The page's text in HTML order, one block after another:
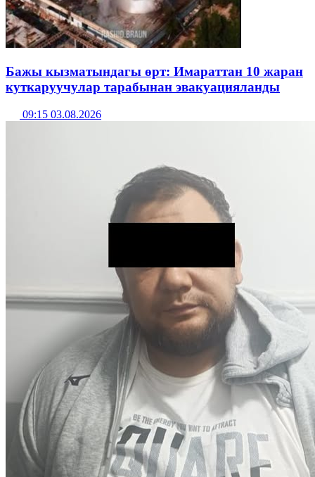
Бажы кызматындагы өрт: Имараттан 10 жаран
куткаруучулар тарабынан эвакуацияланды
09:15 03.08.2026